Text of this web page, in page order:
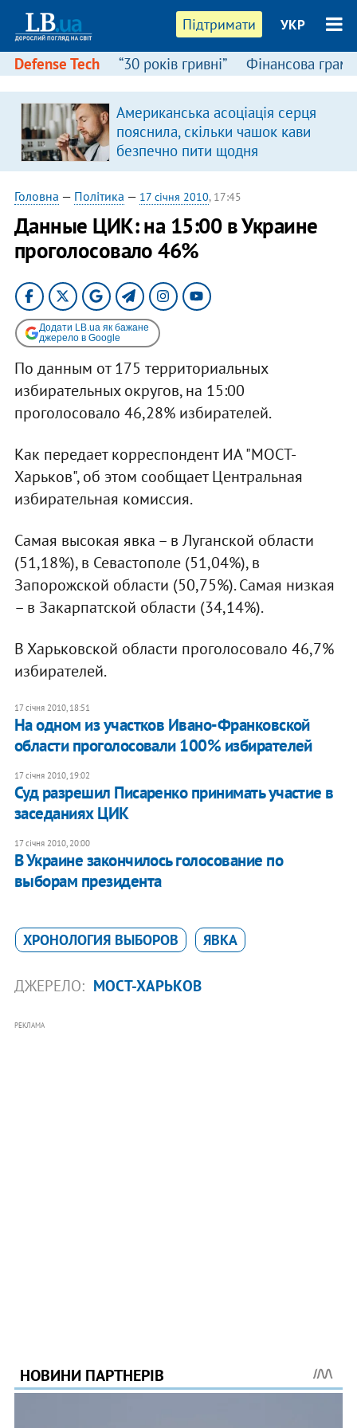
Підтримати УКР
Defense Tech “30 років гривні” Фінансова
Американська асоціація серця
пояснила, скільки чашок кави
безпечно пити щодня
Головна — Політика — 17 січня 2010, 17:45
Данные ЦИК: на 15:00 в Украине
проголосовало 46%
Додати LB.ua як бажане
джерело в Google
По данным от 175 территориальных
избирательных округов, на 15:00
проголосовало 46,28% избирателей.
Как передает корреспондент ИА "МОСТ-
Харьков", об этом сообщает Центральная
избирательная комиссия.
Самая высокая явка – в Луганской области
(51,18%), в Севастополе (51,04%), в
Запорожской области (50,75%). Самая низкая
– в Закарпатской области (34,14%).
В Харьковской области проголосовало 46,7%
избирателей.
17 січня 2010, 18:51
На одном из участков Ивано-Франковской
области проголосовали 100% избирателей
17 січня 2010, 19:02
Суд разрешил Писаренко принимать участие в
заседаниях ЦИК
17 січня 2010, 20:00
В Украине закончилось голосование по
выборам президента
ХРОНОЛОГИЯ ВЫБОРОВ ЯВКА
ДЖЕРЕЛО: МОСТ-ХАРЬКОВ
РЕКЛАМА